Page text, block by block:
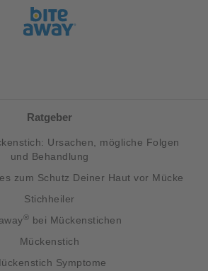
Ratgeber
Ursachen, mögliche Folgen
und Behandlung
zum Schutz Deiner Haut vor Mücke
Stichheiler
® bei Mückenstichen
Mückenstich
Symptome